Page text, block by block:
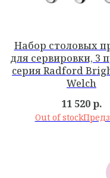
Набор столовых
для сервировки, 3
cерия Radford
Welch
11 520 р.
Out of stock